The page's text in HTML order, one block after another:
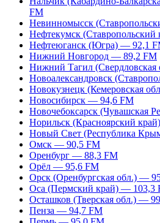
FM
Невинномысск
Нефтекумск
Нефтеюганск (Югра) — 92,1
Нижний Новгород — 89,2 FM
Нижний Тагил
Новоалександровск
Новокузнецк (Кемеровская
Новосибирск — 94,6 FM
Новочебоксарск (Чувашская
Норильск (Красноярский
Новый Свет (Республика
Омск — 90,5 FM
Оренбург — 88,3 FM
Орёл — 95,6 FM
Орск (Оренбургская обл.) —
Оса (Пермский край) — 103,3
Осташков (Тверская обл.) —
Пенза — 94,7 FM